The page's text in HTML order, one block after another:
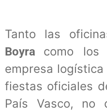
Tanto las
Boyra
como los
empresa
fiestas oficiales
País Vasco, no